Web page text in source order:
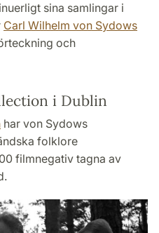
sina samlingar i
Carl Wilhelm von Sydows
och
i Dublin
har von Sydows
folklore
filmnegativ tagna av